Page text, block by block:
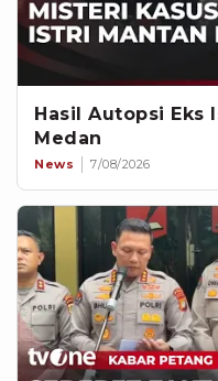
Hasil Autopsi Eks
Medan
News 7/08/2026